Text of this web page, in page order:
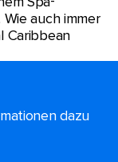
auch immer
Caribbean
dazu